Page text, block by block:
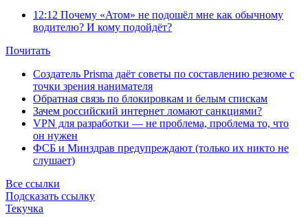
12:12 Почему «Атом» не подошёл мне как обычному
водителю? И кому подойдёт?
Почитать
Создатель Prisma даёт советы по составлению резюме с
точки зрения нанимателя
Обратная связь по блокировкам и белым спискам
Зачем российский интернет ломают санкциями?
VPN для разработки — не проблема, проблема то, что
он нужен
ФСБ и Минздрав предупреждают (только их никто не
слушает)
Все ссылки
Подсказать ссылку
Текучка